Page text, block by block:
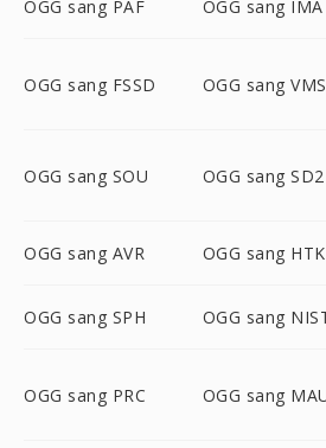
OGG sang PAF OGG sang IMA
OGG sang FSSD OGG sang VMS
OGG sang SOU OGG sang SD2
OGG sang AVR OGG sang HTK
OGG sang SPH OGG sang
OGG sang PRC OGG sang